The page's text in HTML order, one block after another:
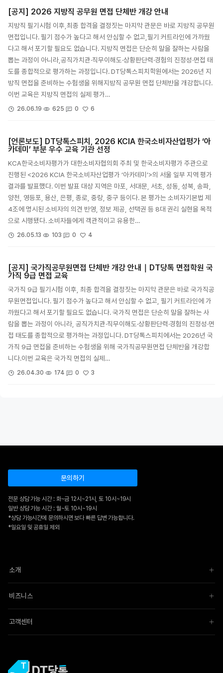
[공지] 2026 지방직 공무원 면접 단체반 개강 안내
지방직 필기시험 이후,최종 합격을 결정짓는 마지막 관문은 바로 지방직 공무원
면접입니다. 필기 점수가 높다고 해서 안심할 수 없고,필기 커트라인에 가까웠
다고 해서 포기할 필요도 없습니다. 지방직 면접은 단순히 말을 잘하는 사람을
뽑는 과정이 아니라,공직가치관·직무이해도·상황판단력·경험의 진정성·면접 태
도를 종합적으로 평가하는 과정입니다. DT당톡스피치학원에서는 2026년 지
방직 면접을 준비하는 수험생을 위해지방직 공무원 면접 단체반을 개강합니다.
이번 교육은 지방직 면접의 실제 평가…
26.06.19 625 0 6
[언론보도] DT당톡스피치, 2026 KCIA 한국소비자산업평가 ‘아
카데미’ 부분 우수 교육 기관 선정
KCA한국소비자평가가 대한소비자협의회 주최 및 한국소비자평가 주관으로
진행된 <2026 KCIA 한국소비자산업평가 ‘아카데미’>의 서울 일부 지역 평가
결과를 발표했다. 이번 발표 대상 지역은 마포, 서대문, 서초, 성동, 성북, 송파,
양천, 영등포, 용산, 은평, 종로, 중랑, 중구 등이다. 본 평가는 소비자기본법 제
4조에 명시된 소비자의 의견 반영, 정보 제공, 선택권 등 8대 권리 실현을 목적
으로 시행됐다. 소비자들에게 객관적이고 유용한…
26.05.13 103 0 4
[공지] 국가직공무원면접 단체반 개강 안내｜DT당톡 면접학원 국
가직 9급 면접 교육
국가직 9급 필기시험 이후, 최종 합격을 결정짓는 마지막 관문은 바로 국가직공
무원면접입니다. 필기 점수가 높다고 해서 안심할 수 없고, 필기 커트라인에 가
까웠다고 해서 포기할 필요도 없습니다. 국가직 면접은 단순히 말을 잘하는 사
람을 뽑는 과정이 아니라, 공직가치관·직무이해도·상황판단력·경험의 진정성·면
접 태도를 종합적으로 평가하는 과정입니다. DT당톡스피치에서는 2026년 국
가직 9급 면접을 준비하는 수험생을 위해 국가직공무원면접 단체반을 개강합
니다.이번 교육은 국가직 면접의 실제…
26.04.30 174 0 3
문의하기
전문 상담 가능 시간 : 화~금 12시~21시, 토 10시~19시
일반 상담 가능 시간 : 월~토 10시~19시
*상담 가능시간에 문의하시면 보다 빠른 답변 가능합니다.
*일요일 및 공휴일 제외
소개
비즈니스
고객센터